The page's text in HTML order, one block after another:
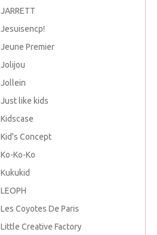
JARRETT
Jesuisencp!
Jeune Premier
Jolijou
Jollein
Just like kids
Kidscase
Kid's Concept
Ko-Ko-Ko
Kukukid
LEOPH
Les Coyotes De Paris
Little Creative Factory